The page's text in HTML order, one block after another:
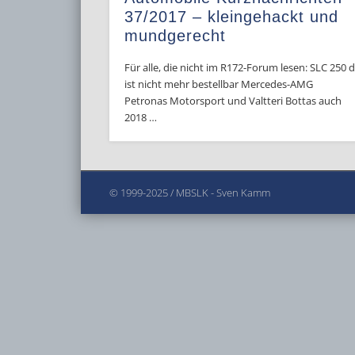
37/2017 – kleingehackt und
mundgerecht
Für alle, die nicht im R172-Forum lesen: SLC 250 d
ist nicht mehr bestellbar Mercedes-AMG
Petronas Motorsport und Valtteri Bottas auch
2018 …
© 1999-2025 / MBSLK - Sven Kamm